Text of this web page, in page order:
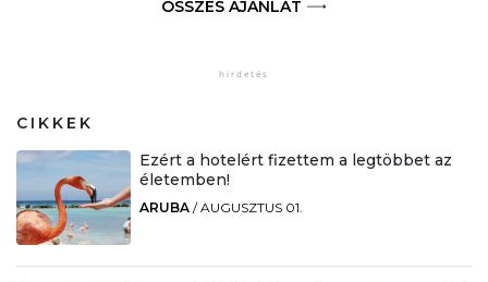
ÖSSZES AJÁNLAT
CIKKEK
Ezért a hotelért fizettem a legtöbbet az
életemben!
ARUBA /AUGUSZTUS 01.